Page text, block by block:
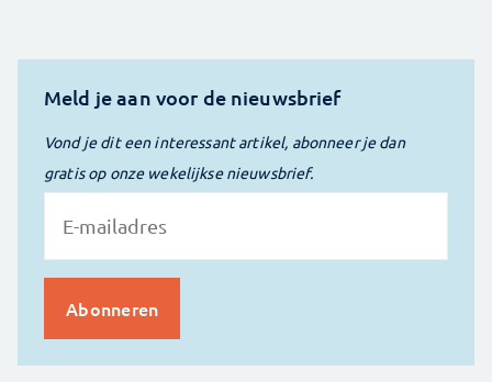
Meld je aan voor de nieuwsbrief
Vond je dit een interessant artikel, abonneer je dan
gratis op onze wekelijkse nieuwsbrief.